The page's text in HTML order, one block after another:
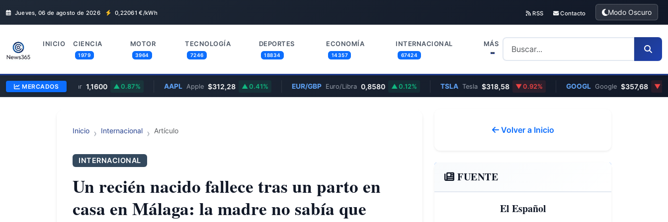
Jueves, 06 de agosto de 2026 0,22061 €/kWh RSS Contacto Modo Oscuro
INICIO CIENCIA
1979
MOTOR
3964
TECNOLOGÍA
7246
DEPORTES
18834
ECONOMÍA
14357
INTERNACIONAL
67424
MÁS
MERCADOS
EUR/USD Euro/Dólar 1,1600 0.87% AAPL Apple $312,28 0.41% EUR/GBP Euro/Libra 0,8580 0.12% TSLA Tesla $318,58 0.92% GOOGL Google $357,68 1.31%
Inicio Internacional Artículo
INTERNACIONAL
Un recién nacido fallece tras un parto en
casa en Málaga: la madre no sabía que
Volver a Inicio
FUENTE
El Español